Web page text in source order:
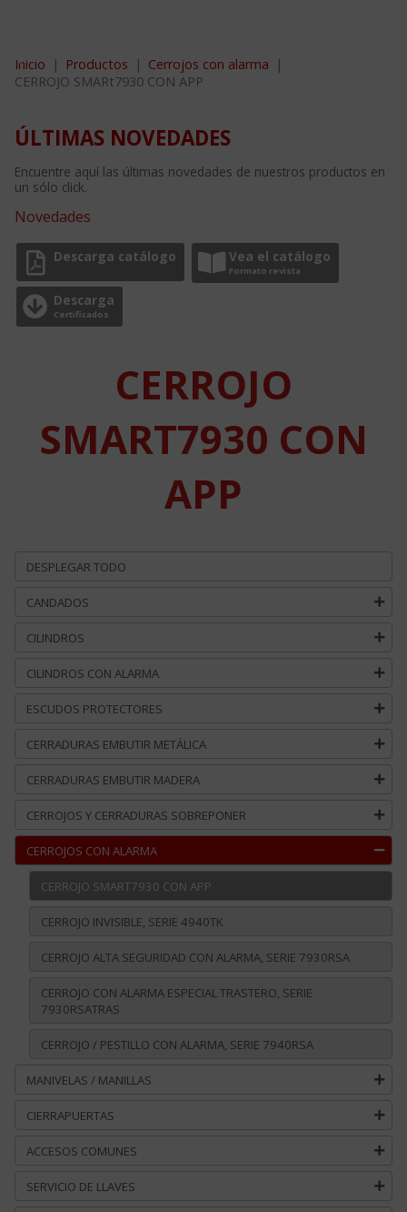
Inicio Productos
Cerrojos con alarma
CERROJO SMARt7930 CON APP
ÚLTIMAS NOVEDADES
Encuentre aquí las últimas novedades de nuestros productos en
un sólo click.
Novedades
Descarga catálogo Vea el catálogo
Formato revista
Descarga
Certificados
CERROJO
SMART7930 CON
APP
DESPLEGAR TODO
CANDADOS
CILINDROS
CILINDROS CON ALARMA
ESCUDOS PROTECTORES
CERRADURAS EMBUTIR METÁLICA
CERRADURAS EMBUTIR MADERA
CERROJOS Y CERRADURAS SOBREPONER
CERROJOS CON ALARMA
CERROJO SMART7930 CON APP
CERROJO INVISIBLE, SERIE 4940TK
CERROJO ALTA SEGURIDAD CON ALARMA, SERIE 7930RSA
CERROJO CON ALARMA ESPECIAL TRASTERO, SERIE
7930RSATRAS
CERROJO / PESTILLO CON ALARMA, SERIE 7940RSA
MANIVELAS / MANILLAS
CIERRAPUERTAS
ACCESOS COMUNES
SERVICIO DE LLAVES